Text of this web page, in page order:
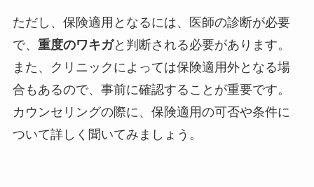
ただし、保険適用となるには、医師の診断が必要
で、 重度のワキガと判断される必要があります。
また、クリニックによっては保険適用外となる場
合もあるので、事前に確認することが重要です。
カウンセリングの際に、保険適用の可否や条件に
ついて詳しく聞いてみましょう。